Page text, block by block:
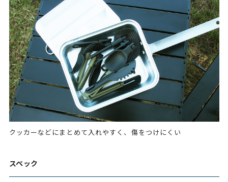
クッカーなどにまとめて入れやすく、傷をつけにくい
スペック